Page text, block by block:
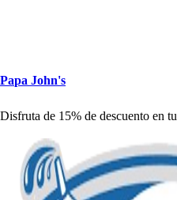
Papa John's
Disfruta de 15% de descuento en tu